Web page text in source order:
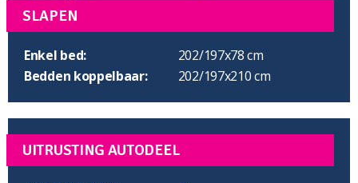
SLAPEN
Enkel bed:
202/197x78 cm
Bedden koppelbaar:
202/197x210 cm
UITRUSTING AUTODEEL